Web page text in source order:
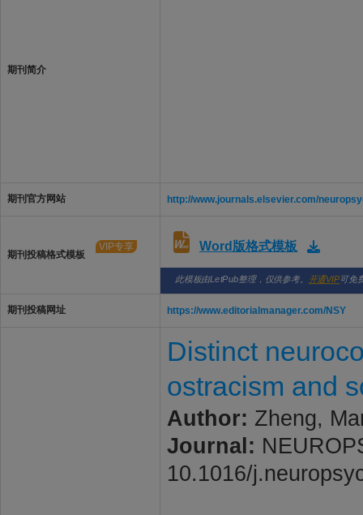
期刊简介
期刊官方网站 http://www.journals.elsevier.com/
期刊投稿格式模板
VIP专享 Word版格式模板
此模板由LetPub整理，仅供参考。 开通VIP可免
期刊投稿网址 https://www.editorialmanager.com/NSY
Distinct
ostracism and
Author: Zheng,
Journal:
10.1016/